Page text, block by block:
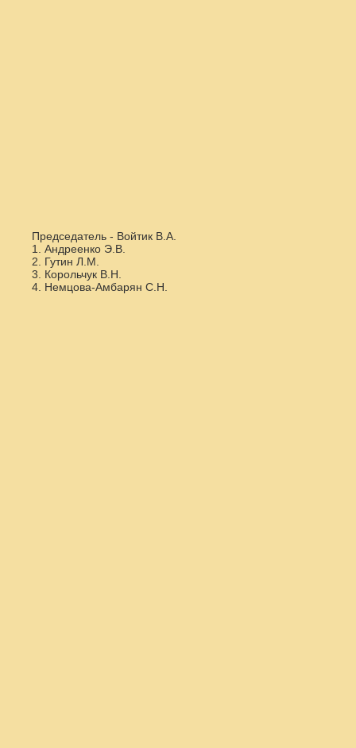
Председатель - Войтик В.А.
1. Андреенко Э.В.
2. Гутин Л.М.
3. Корольчук В.Н.
4. Немцова-Амбарян С.Н.